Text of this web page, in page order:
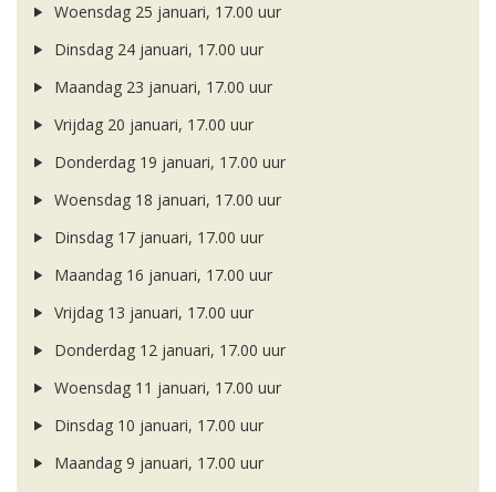
Woensdag 25 januari, 17.00 uur
Dinsdag 24 januari, 17.00 uur
Maandag 23 januari, 17.00 uur
Vrijdag 20 januari, 17.00 uur
Donderdag 19 januari, 17.00 uur
Woensdag 18 januari, 17.00 uur
Dinsdag 17 januari, 17.00 uur
Maandag 16 januari, 17.00 uur
Vrijdag 13 januari, 17.00 uur
Donderdag 12 januari, 17.00 uur
Woensdag 11 januari, 17.00 uur
Dinsdag 10 januari, 17.00 uur
Maandag 9 januari, 17.00 uur